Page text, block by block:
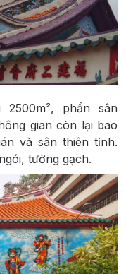
phần sân
gian còn lại bao
và sân thiên tỉnh.
tường gạch.